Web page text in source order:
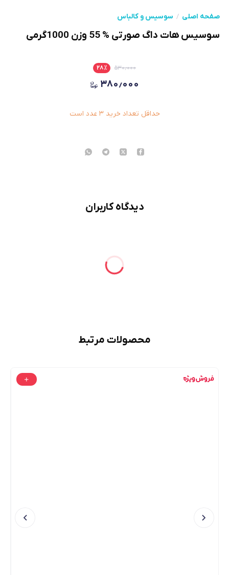
صفحه اصلی سوسیس و کالباس
سوسیس هات داگ صورتی % 55 وزن 1000گرمی
۵۳۰٫۰۰۰ ۲۸٪
۳۸۰٫۰۰۰
حداقل تعداد خرید ۳ عدد است
دیدگاه کاربران
محصولات مرتبط